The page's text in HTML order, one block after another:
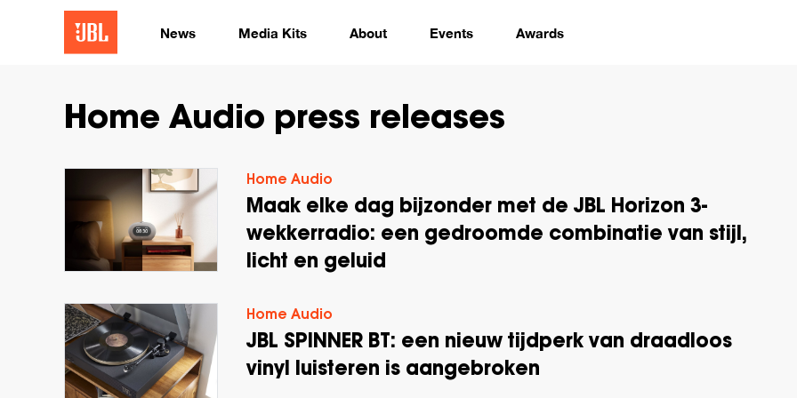
News Media Kits About Events Awards
Home Audio press releases
Home Audio
Maak elke dag bijzonder met de JBL Horizon 3-
wekkerradio: een gedroomde combinatie van stijl,
licht en geluid
Home Audio
JBL SPINNER BT: een nieuw tijdperk van draadloos
vinyl luisteren is aangebroken